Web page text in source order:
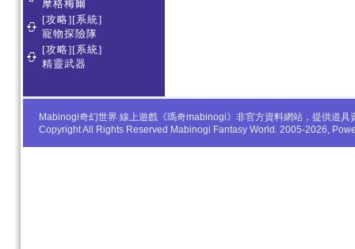
摩格梅爾
[攻略][系統]
寵物探險隊
[攻略][系統]
精靈武器
Mabinogi奇幻世界 線上遊戲《瑪奇mabinogi》非官方資料網站，提供道
Copyright All Rights Reserved Mabinogi Fantasy World. 2005-2026,